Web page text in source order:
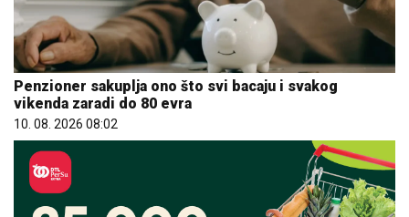
Penzioner sakuplja ono što svi bacaju i svakog
vikenda zaradi do 80 evra
10. 08. 2026 08:02